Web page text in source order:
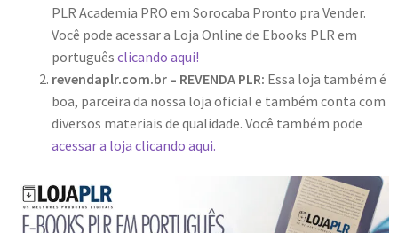
PLR Academia PRO em Sorocaba Pronto pra Vender.
Você pode acessar a Loja Online de Ebooks PLR em
português clicando aqui!
revendaplr.com.br – REVENDA PLR: Essa loja também é
boa, parceira da nossa loja oficial e também conta com
diversos materiais de qualidade. Você também pode
acessar a loja clicando aqui.